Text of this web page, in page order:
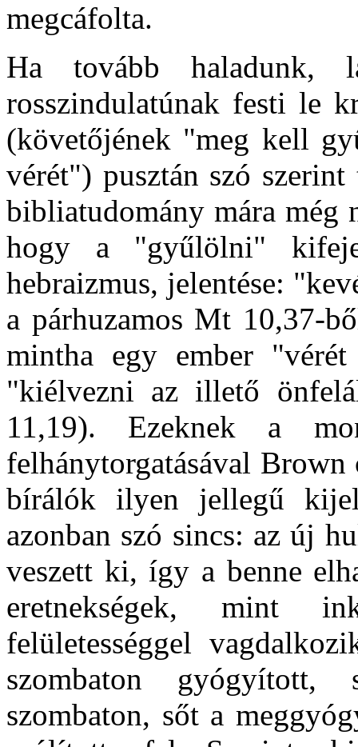
megcáfolta.
Ha tovább haladunk,
rosszindulatúnak festi le
(követőjének "meg kell
vérét") pusztán szó
bibliatudomány mára még
hogy a "gyűlölni"
hebraizmus, jelentése:
a párhuzamos Mt 10,37-
mintha egy ember
"kiélvezni az illető
11,19). Ezeknek a
felhánytorgatásával
bírálók ilyen jellegű
azonban szó sincs: az új
veszett ki, így a benne
eretnekségek, mint
felületességgel
szombaton
szombaton, sőt a